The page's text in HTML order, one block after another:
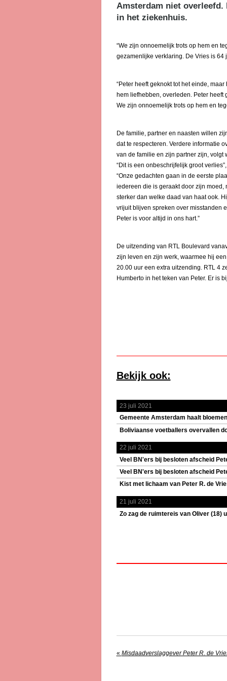
Amsterdam niet
in het ziekenhuis.
“We zijn onnoemelijk trots op hem en
gezamenlijke verklaring. De Vries is 64
“Peter heeft geknokt tot het einde,
hem liefhebben, overleden. Peter heeft
We zijn onnoemelijk trots op hem en
De familie, partner en naasten willen
dat te respecteren. Verdere informatie
van de familie en zijn partner zijn, volgt
“Dit is een onbeschrijfelijk groot
“Onze gedachten gaan in de eerste
iedereen die is geraakt door zijn
sterker dan welke daad van haat ook.
vrijuit blijven spreken over misstanden
Peter is voor altijd in ons hart.”
De uitzending van RTL Boulevard
zijn leven en zijn werk, waarmee hij
20.00 uur een extra uitzending. RTL 4
Humberto in het teken van Peter. Er is
Bekijk ook:
23 juli 2021
Gemeente Amsterdam haalt
Boliviaanse voetballers overvallen
22 juli 2021
Veel BN'ers bij besloten afscheid
Veel BN'ers bij besloten afscheid
Kist met lichaam van Peter R. de
21 juli 2021
Zo zag de ruimtereis van Oliver (18)
«